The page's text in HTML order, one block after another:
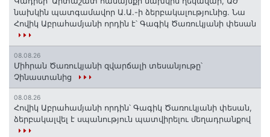
նախկին պատգամավոր Ա.Ա.-ի ձերբակալությունից. Նա
Հովիկ Աբրահամյանի որդին է՝ Գագիկ Ծառուկյանի փեսան
08.08.26
Միհրան Ծառուկյանի զվարճալի տեսանյութը՝
Չինաստանից
08.08.26
Հովիկ Աբրահամյանի որդին՝ Գագիկ Ծառուկյանի փեսան,
ձերբակալվել է սպանություն պատվիրելու մեղադրանքով